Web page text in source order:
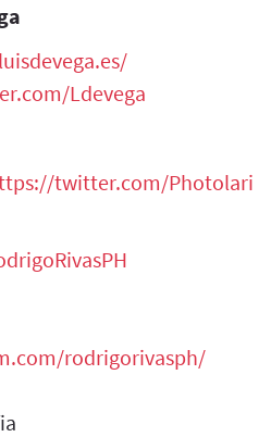
Ldevega
twitter.com/Photolari
rodrigorivasph/